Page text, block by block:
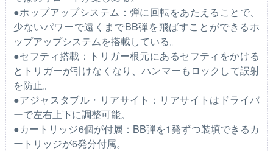
●ホップアップシステム：弾に回転をあたえることで、
少ないパワーで遠くまでBB弾を飛ばすことができるホ
ップアップシステムを搭載している。
●セフティ搭載：トリガー根元にあるセフティをかける
とトリガーが引けなくなり、ハンマーもロックして誤射
を防止。
●アジャスタブル・リアサイト：リアサイトはドライバ
ーで左右上下に調整可能。
●カートリッジ6個が付属：BB弾を1発ずつ装填できるカ
ートリッジが6発分付属。